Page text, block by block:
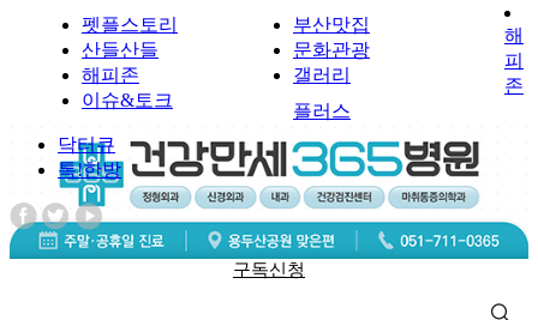
펫플스토리
부산맛집
산들산들
문화관광
해피존
갤러리
이슈&토크
닥터큐
톡!한방
구독신청
해
피
존
플러스